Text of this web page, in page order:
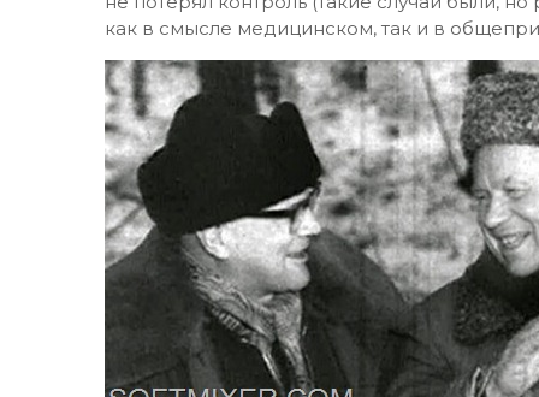
как в смысле медицинском, так и в